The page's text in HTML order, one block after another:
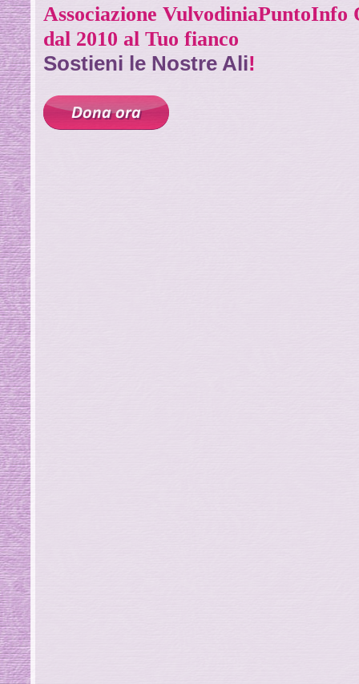
Associazione VulvodiniaPuntoInfo
dal 2010 al Tuo fianco
Sostieni le Nostre Ali!